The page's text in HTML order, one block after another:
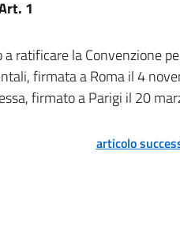
1
ratificare la Convenzione
firmata a Roma il 4
firmato a Parigi il 20
articolo